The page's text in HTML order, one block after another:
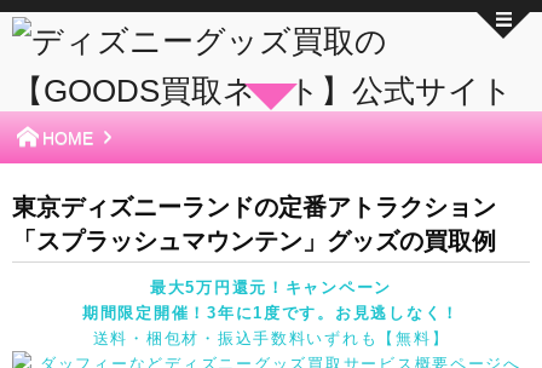
HOME
東京ディズニーランドの定番アトラクション
「スプラッシュマウンテン」グッズの買取例
最大5万円還元！キャンペーン
期間限定開催！3年に1度です。お見逃しなく！
送料・梱包材・振込手数料いずれも【無料】